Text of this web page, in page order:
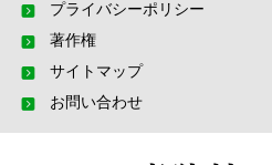
プライバシーポリシー
著作権
サイトマップ
お問い合わせ